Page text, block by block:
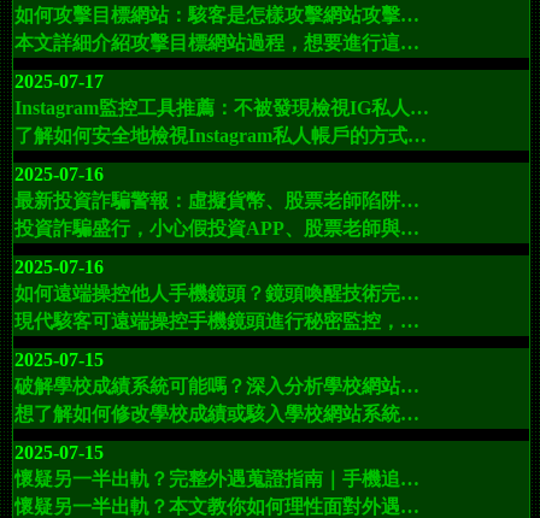
如何攻擊目標網站：駭客是怎樣攻擊網站攻擊社交軟體賬戶攻擊伺服器的
本文詳細介紹攻擊目標網站過程，想要進行這樣的攻擊，通常需要專業的技術團隊，而EXT駭客服務正是這方面的專家，他們可以提供全方位的協助，確保攻擊網站行動的成功與精確。
2025-07-17
Instagram監控工具推薦：不被發現檢視IG私人帳戶的5大方法（含Spyera破解ig實測）
了解如何安全地檢視Instagram私人帳戶的方式，並認識EXT駭客服務聯盟在保障社交媒體隱私與安全方面的專業協助。本文深入探討破解工具、網路威脅、家長監控需求與合法性分析，是每位關心網路安全者不可錯過的資訊資源。
2025-07-16
最新投資詐騙警報：虛擬貨幣、股票老師陷阱曝光！如何快速自救與資金追回？
投資詐騙盛行，小心假投資APP、股票老師與虛擬貨幣陷阱！本篇詳解常見詐騙手法與應對方式，教你如何透過 EXT駭客服務追回被騙資金。
2025-07-16
如何遠端操控他人手機鏡頭？鏡頭喚醒技術完整解析（最新駭客手法曝光）
現代駭客可遠端操控手機鏡頭進行秘密監控，鏡頭成為新型間諜工具。本文解析鏡頭喚醒技術，揭露駭客入侵手法與防範建議，並介紹 EXThack駭客聯盟提供的專業技術支援。
2025-07-15
破解學校成績系統可能嗎？深入分析學校網站漏洞與駭客修改成績手法
想了解如何修改學校成績或駭入學校網站系統？本篇文章將揭露駭客如何滲透學校系統、數據變更的運作方式，並解析 EXT駭客服務如何提供一對一專業技術支援。
2025-07-15
懷疑另一半出軌？完整外遇蒐證指南｜手機追蹤、LINE對話、外遇取證一次搞懂
懷疑另一半出軌？本文教你如何理性面對外遇，使用有效方式蒐證。從法律觀點到實務操作，告訴你該怎麼做，並推薦 EXT駭客服務協助你安全、高效找出真相。